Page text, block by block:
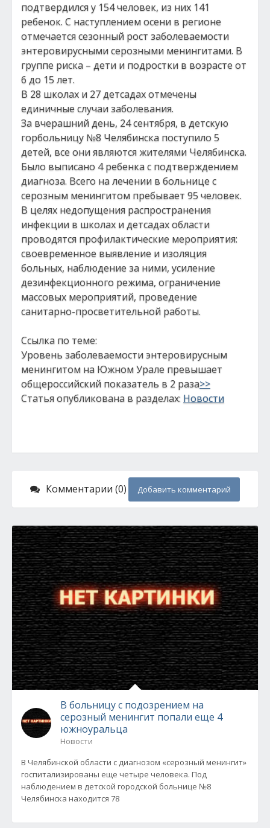
подтвердился у 154 человек, из них 141
ребенок. С наступлением осени в регионе
отмечается сезонный рост заболеваемости
энтеровирусными серозными менингитами. В
группе риска – дети и подростки в возрасте от
6 до 15 лет.
В 28 школах и 27 детсадах отмечены
единичные случаи заболевания.
За вчерашний день, 24 сентября, в детскую
горбольницу №8 Челябинска поступило 5
детей, все они являются жителями Челябинска.
Было выписано 4 ребенка с подтверждением
диагноза. Всего на лечении в больнице с
серозным менингитом пребывает 95 человек.
В целях недопущения распространения
инфекции в школах и детсадах области
проводятся профилактические мероприятия:
своевременное выявление и изоляция
больных, наблюдение за ними, усиление
дезинфекционного режима, ограничение
массовых мероприятий, проведение
санитарно-просветительной работы.
Ссылка по теме:
Уровень заболеваемости энтеровирусным
менингитом на Южном Урале превышает
общероссийский показатель в 2 раза>>
Статья опубликована в разделах: Новости
Комментарии (0) Добавить комментарий
В больницу с подозрением на
серозный менингит попали еще 4
южноуральца
Новости
В Челябинской области с диагнозом «серозный менингит»
госпитализированы еще четыре человека. Под
наблюдением в детской городской больнице №8
Челябинска находится 78